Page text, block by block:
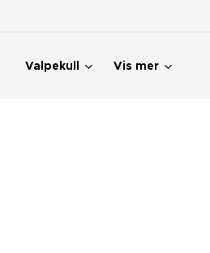
Valpekull Vis mer